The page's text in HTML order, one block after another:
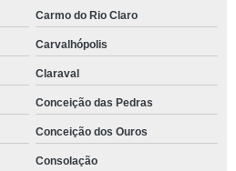
Carmo do Rio Claro
Carvalhópolis
Claraval
Conceição das Pedras
Conceição dos Ouros
Consolação